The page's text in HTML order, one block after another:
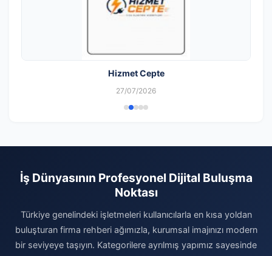
Hizmet Cepte
27/07/2026
İş Dünyasının Profesyonel Dijital Buluşma
Noktası
Türkiye genelindeki işletmeleri kullanıcılarla en kısa yoldan
buluşturan firma rehberi ağımızla, kurumsal imajınızı modern
bir seviyeye taşıyın. Kategorilere ayrılmış yapımız sayesinde